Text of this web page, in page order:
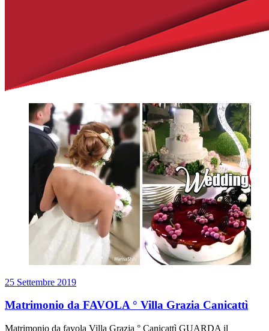
25 Settembre 2019
Matrimonio da FAVOLA ° Villa Grazia Canicattì
Matrimonio da favola Villa Grazia ° Canicattì GUARDA il